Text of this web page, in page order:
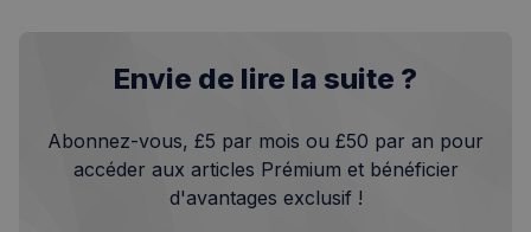
Envie de lire la suite ?
Abonnez-vous, £5 par mois ou £50 par an pour
accéder aux articles Prémium et bénéficier
d'avantages exclusif !